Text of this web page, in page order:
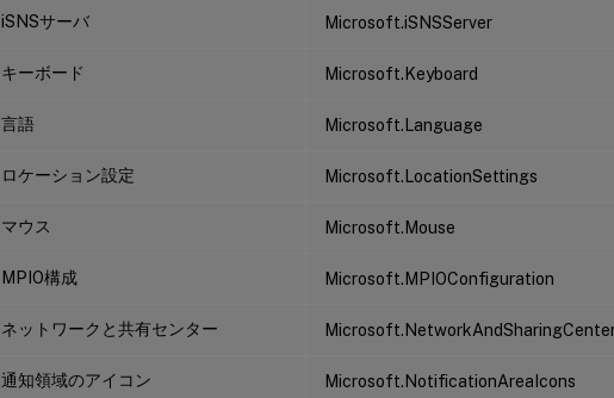
iSNSサーバ Microsoft.iSNSServer
キーボード Microsoft.Keyboard
言語 Microsoft.Language
ロケーション設定 Microsoft.LocationSettings
マウス Microsoft.Mouse
MPIO構成 Microsoft.MPIOConfiguration
ネットワークと共有センター
通知領域のアイコン Microsoft.NotificationAreaIcons